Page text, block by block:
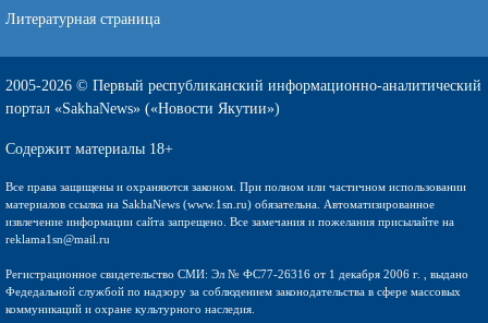
Литературная страница
2005-2026 © Первый республиканский информационно-аналитический
портал «SakhaNews» («Новости Якутии»)
Содержит материалы 18+
Все права защищены и охраняются законом. При полном или частичном использовании
материалов ссылка на SakhaNews (www.1sn.ru) обязательна. Автоматизированное
извлечение информации сайта запрещено. Все замечания и пожелания присылайте на
reklama1sn@mail.ru
Регистрационное свидетельство СМИ: Эл № ФС77-26316 от 1 декабря 2006 г. , выдано
Федедальной службой по надзору за соблюдением законодательства в сфере массовых
коммуникаций и охране культурного наследия.